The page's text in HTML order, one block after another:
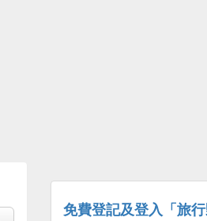
免費登記及登入「旅行